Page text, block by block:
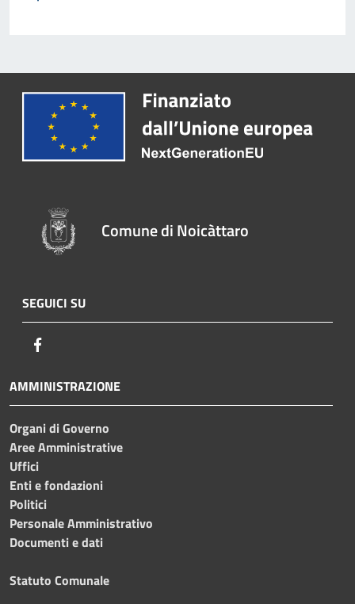
Comune di Noicàttaro
SEGUICI SU
AMMINISTRAZIONE
Organi di Governo
Aree Amministrative
Uffici
Enti e fondazioni
Politici
Personale Amministrativo
Documenti e dati
Statuto Comunale